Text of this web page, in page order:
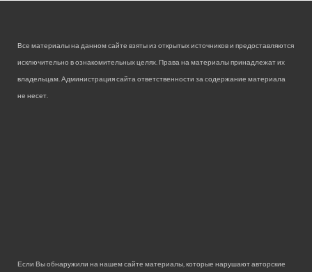
Все материалы на данном сайте взяты из открытых источников и предоставляются
исключительно в ознакомительных целях. Права на материалы принадлежат их
владельцам. Администрация сайта ответственности за содержание материала
не несет.
Если Вы обнаружили на нашем сайте материалы, которые нарушают авторские